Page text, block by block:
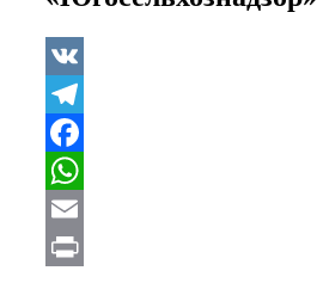
VK
Telegram
Facebook
WhatsApp
Email